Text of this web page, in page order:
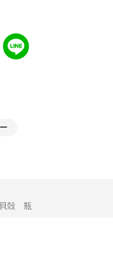
貝殻 瓶